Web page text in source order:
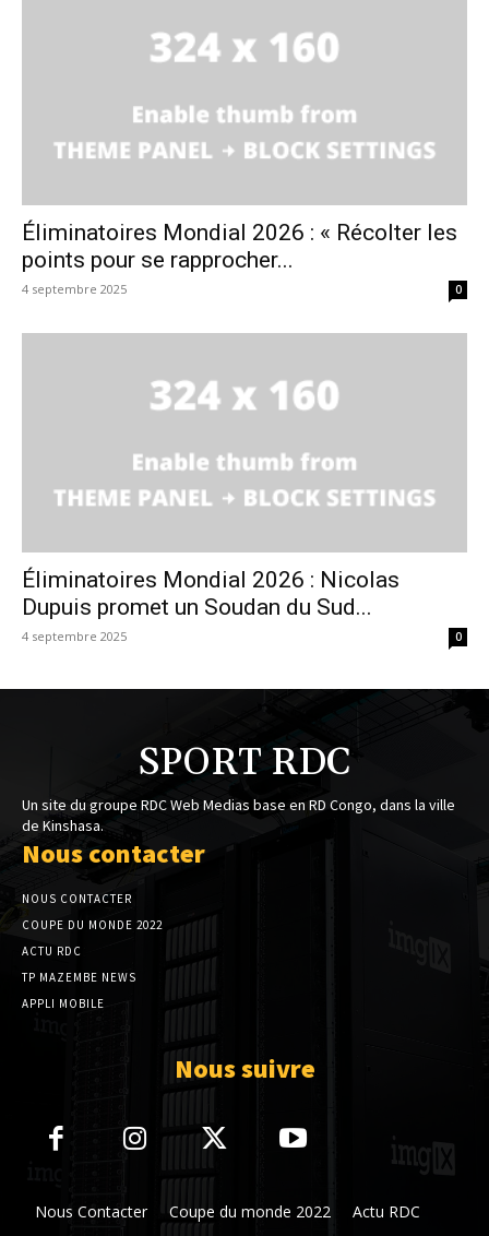
Éliminatoires Mondial 2026 : « Récolter les
points pour se rapprocher...
4 septembre 2025 0
Éliminatoires Mondial 2026 : Nicolas
Dupuis promet un Soudan du Sud...
4 septembre 2025 0
SPORT RDC
Un site du groupe RDC Web Medias base en RD Congo, dans la ville
de Kinshasa.
Nous contacter
NOUS CONTACTER
COUPE DU MONDE 2022
ACTU RDC
TP MAZEMBE NEWS
APPLI MOBILE
Nous suivre
Nous Contacter Coupe du monde 2022
Actu RDC